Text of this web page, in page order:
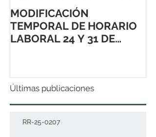
MODIFICACIÓN
TEMPORAL DE HORARIO
LABORAL 24 Y 31 DE
Últimas publicaciones
RR-25-0207